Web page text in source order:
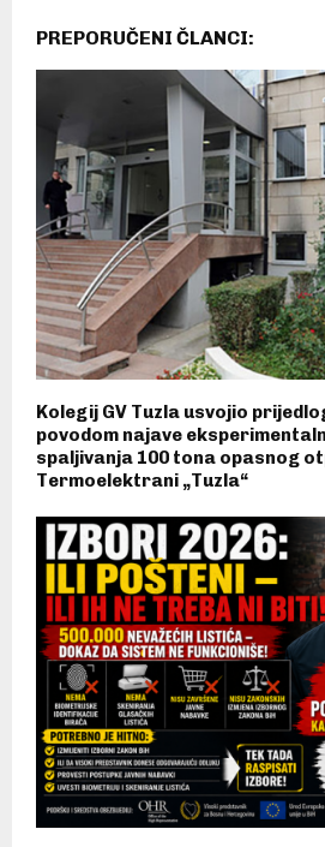
PREPORUČENI ČLANCI:
Kolegij GV Tuzla usvojio
povodom najave
spaljivanja 100 tona opasnog
Termoelektrani „Tuzla“